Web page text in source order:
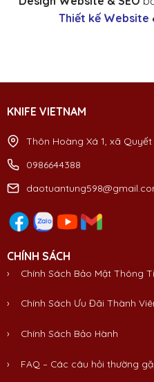
Thiết kế Website
KNIFE VIETNAM
Thôn Hoàng Xá 1, xã
0986644388
CHÍNH SÁCH
› Chính Sách Bảo Mật Thông
› Chính Sách Ưu Đãi Thành
› Chính Sách Bảo Hành
› FAQ – Các câu hỏi thường